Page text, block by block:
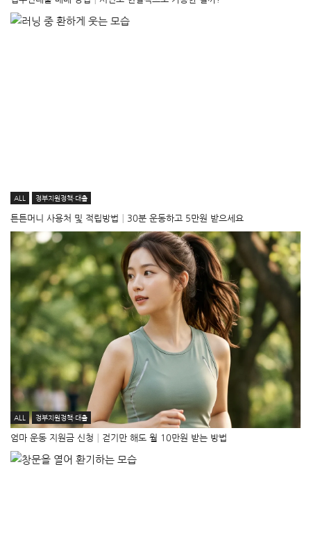
ALL 정부지원정책·대출
튼튼머니 사용처 및 적립방법│30분 운동하고 5만원 받으세요
ALL 정부지원정책·대출
엄마 운동 지원금 신청│걷기만 해도 월 10만원 받는 방법